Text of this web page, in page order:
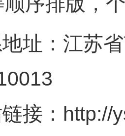
：江苏省
：http://